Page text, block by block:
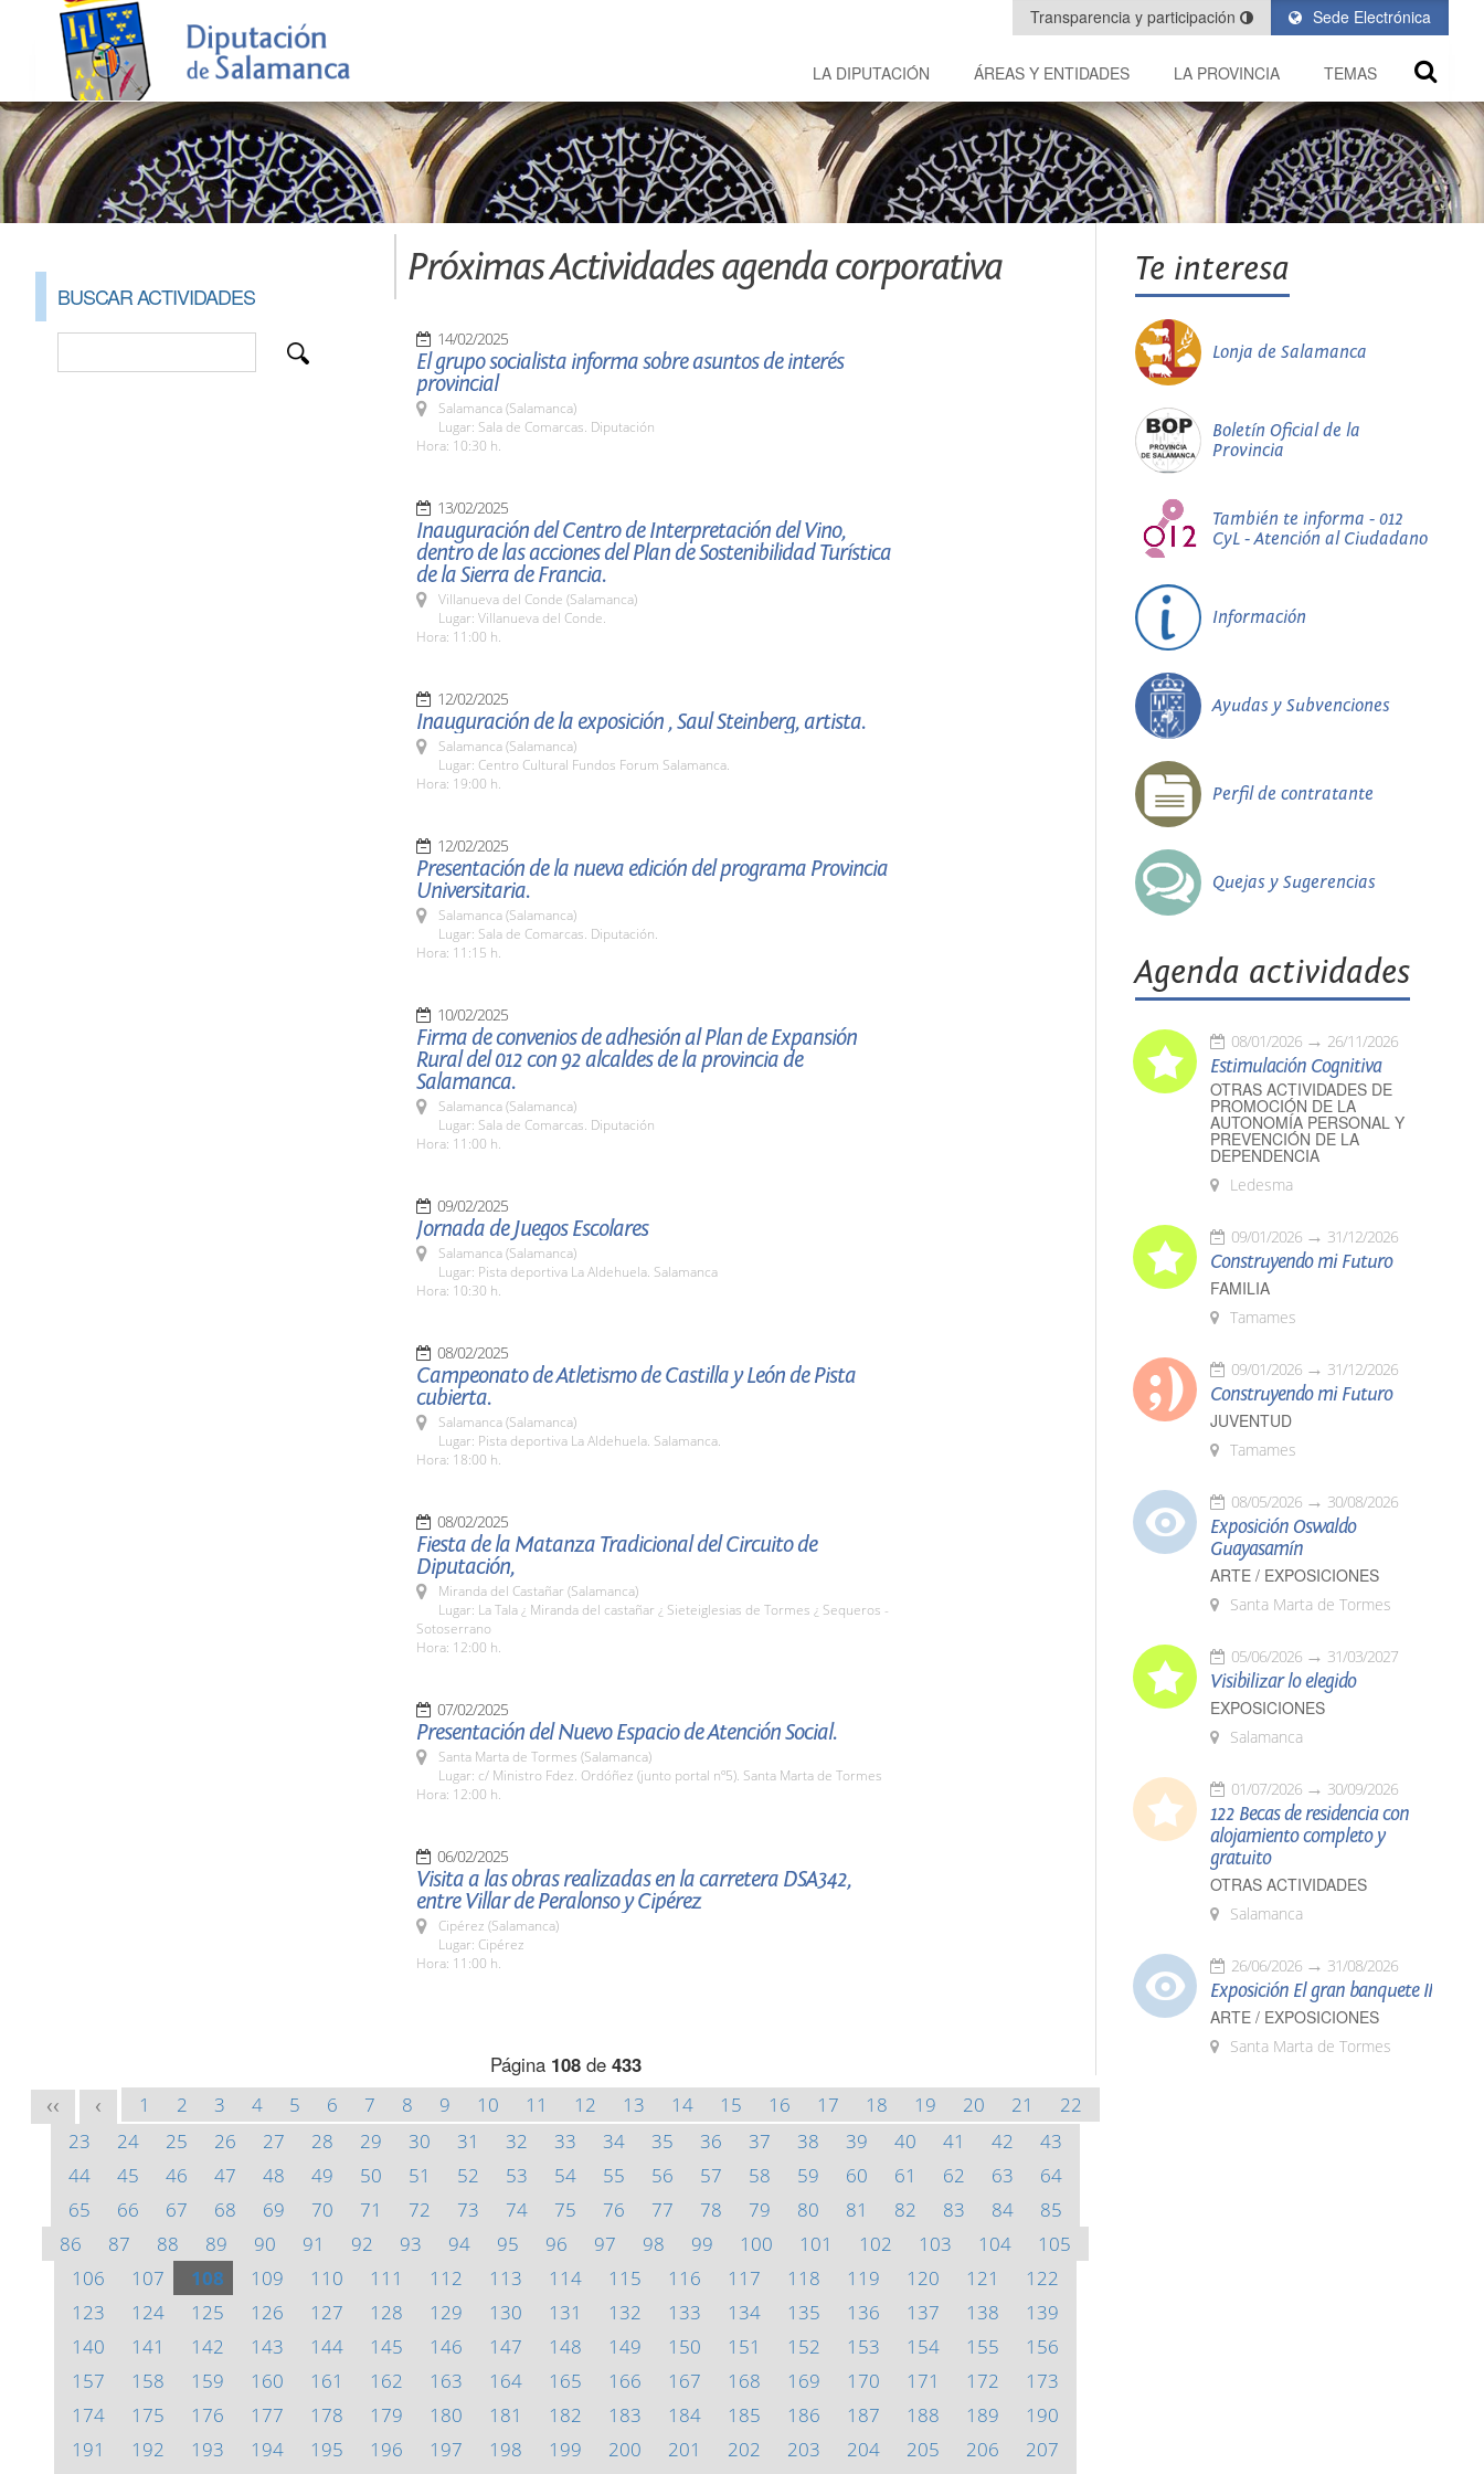
Sede Electrónica
Transparencia y participación
LA DIPUTACIÓN ÁREAS Y ENTIDADES LA PROVINCIA TEMAS
BUSCAR ACTIVIDADES
Próximas Actividades agenda corporativa
14/02/2025
El grupo socialista informa sobre asuntos de interés
provincial
Salamanca (Salamanca)
Lugar: Sala de Comarcas. Diputación
Hora: 10:30 h.
13/02/2025
Inauguración del Centro de Interpretación del Vino,
dentro de las acciones del Plan de Sostenibilidad Turística
de la Sierra de Francia.
Villanueva del Conde (Salamanca)
Lugar: Villanueva del Conde.
Hora: 11:00 h.
12/02/2025
Inauguración de la exposición , Saul Steinberg, artista.
Salamanca (Salamanca)
Lugar: Centro Cultural Fundos Forum Salamanca.
Hora: 19:00 h.
12/02/2025
Presentación de la nueva edición del programa Provincia
Universitaria.
Salamanca (Salamanca)
Lugar: Sala de Comarcas. Diputación.
Hora: 11:15 h.
10/02/2025
Firma de convenios de adhesión al Plan de Expansión
Rural del 012 con 92 alcaldes de la provincia de
Salamanca.
Salamanca (Salamanca)
Lugar: Sala de Comarcas. Diputación
Hora: 11:00 h.
09/02/2025
Jornada de Juegos Escolares
Salamanca (Salamanca)
Lugar: Pista deportiva La Aldehuela. Salamanca
Hora: 10:30 h.
08/02/2025
Campeonato de Atletismo de Castilla y León de Pista
cubierta.
Salamanca (Salamanca)
Lugar: Pista deportiva La Aldehuela. Salamanca.
Hora: 18:00 h.
08/02/2025
Fiesta de la Matanza Tradicional del Circuito de
Diputación,
Miranda del Castañar (Salamanca)
Lugar: La Tala ¿ Miranda del castañar ¿ Sieteiglesias de Tormes ¿ Sequeros -
Sotoserrano
Hora: 12:00 h.
07/02/2025
Presentación del Nuevo Espacio de Atención Social.
Santa Marta de Tormes (Salamanca)
Lugar: c/ Ministro Fdez. Ordóñez (junto portal nº5). Santa Marta de Tormes
Hora: 12:00 h.
06/02/2025
Visita a las obras realizadas en la carretera DSA342,
entre Villar de Peralonso y Cipérez
Cipérez (Salamanca)
Lugar: Cipérez
Hora: 11:00 h.
Página 108de 433
<< < 1 2 3 4 5 6 7 8 9 10 11 12 13 14 15 16 17 18 19 20 21
22
23
24 25 26 27 28 29 30 31 32 33 34 35 36 37 38 39 40 41 42
43
44
45 46 47 48 49 50 51 52 53 54 55 56 57 58 59 60 61 62 63
64
65
66 67 68 69 70 71 72 73 74 75 76 77 78 79 80 81 82 83 84
85
86
87 88 89 90 91 92 93 94 95 96 97 98 99 100 101 102 103 104
105
106
107 108 109 110 111 112 113 114 115 116 117 118 119 120 121
122
123
124 125 126 127 128 129 130 131 132 133 134 135 136 137 138
139
140
141 142 143 144 145 146 147 148 149 150 151 152 153 154 155
156
157
158 159 160 161 162 163 164 165 166 167 168 169 170 171 172
173
174
175 176 177 178 179 180 181 182 183 184 185 186 187 188 189
190
191
192 193 194 195 196 197 198 199 200 201 202 203 204 205 206
207
Te interesa
Lonja de Salamanca
Boletín Oficial de la
Provincia
También te informa - 012
CyL - Atención al Ciudadano
Información
Ayudas y Subvenciones
Perfil de contratante
Quejas y Sugerencias
Agenda actividades
08/01/2026 26/11/2026
Estimulación Cognitiva
OTRAS ACTIVIDADES DE
PROMOCIÓN DE LA
AUTONOMÍA PERSONAL Y
PREVENCIÓN DE LA
DEPENDENCIA
Ledesma
09/01/2026 31/12/2026
Construyendo mi Futuro
FAMILIA
Tamames
09/01/2026 31/12/2026
Construyendo mi Futuro
JUVENTUD
Tamames
08/05/2026 30/08/2026
Exposición Oswaldo
Guayasamín
ARTE / EXPOSICIONES
Santa Marta de Tormes
05/06/2026 31/03/2027
Visibilizar lo elegido
EXPOSICIONES
Salamanca
01/07/2026 30/09/2026
122 Becas de residencia con
alojamiento completo y
gratuito
OTRAS ACTIVIDADES
Salamanca
26/06/2026 31/08/2026
Exposición El gran banquete II
ARTE / EXPOSICIONES
Santa Marta de Tormes